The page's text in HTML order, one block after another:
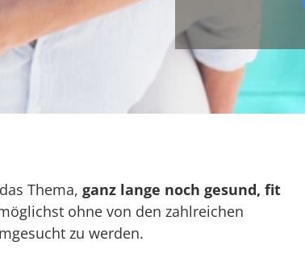
Thema, ganz lange noch gesund, fit
ohne von den zahlreichen
zu werden.